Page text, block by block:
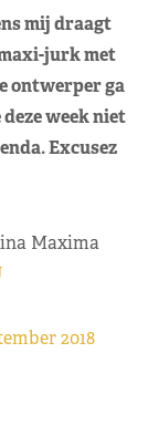
mij draagt
jurk met
ontwerper ga
week niet
Excusez
Maxima
2018